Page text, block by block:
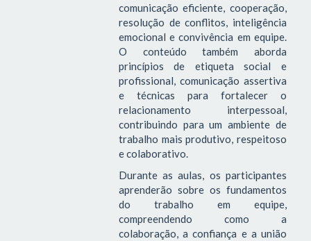
comunicação eficiente, cooperação,
resolução de conflitos, inteligência
emocional e convivência em equipe.
O conteúdo também aborda
princípios de etiqueta social e
profissional, comunicação assertiva
e técnicas para fortalecer o
relacionamento interpessoal,
contribuindo para um ambiente de
trabalho mais produtivo, respeitoso
e colaborativo.
Durante as aulas, os participantes
aprenderão sobre os fundamentos
do trabalho em equipe,
compreendendo como a
colaboração, a confiança e a união